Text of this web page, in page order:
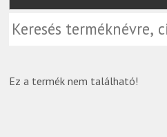
Ez a termék nem található!